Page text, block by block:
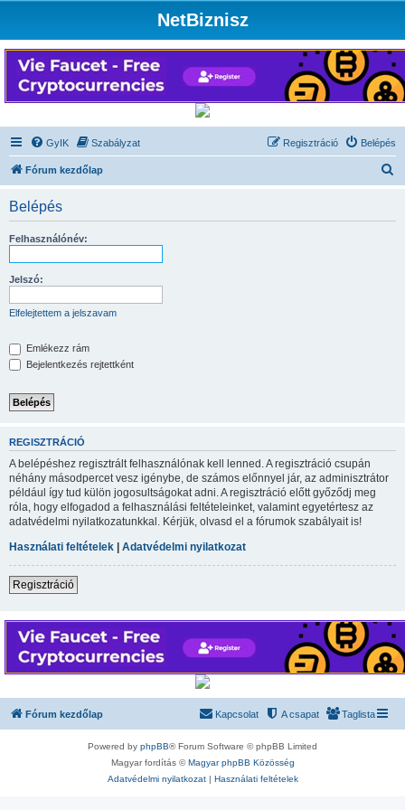
NetBiznisz
GyIK Szabályzat Belépés
Regisztráció
Fórum kezdőlap
Belépés
Felhasználónév:
Jelszó:
Elfelejtettem a jelszavam
Emlékezz rám
Bejelentkezés rejtettként
REGISZTRÁCIÓ
A belépéshez regisztrált felhasználónak kell lenned. A regisztráció csupán
néhány másodpercet vesz igénybe, de számos előnnyel jár, az adminisztrátor
például így tud külön jogosultságokat adni. A regisztráció előtt győződj meg
róla, hogy elfogadod a felhasználási feltételeinket, valamint egyetértesz az
adatvédelmi nyilatkozatunkkal. Kérjük, olvasd el a fórumok szabályait is!
Használati feltételek | Adatvédelmi nyilatkozat
Regisztráció
Fórum kezdőlap Taglista
A csapat
Kapcsolat
Powered by phpBB® Forum Software © phpBB Limited
Magyar fordítás ©Magyar phpBB Közösség
Adatvédelmi nyilatkozat| Használati feltételek